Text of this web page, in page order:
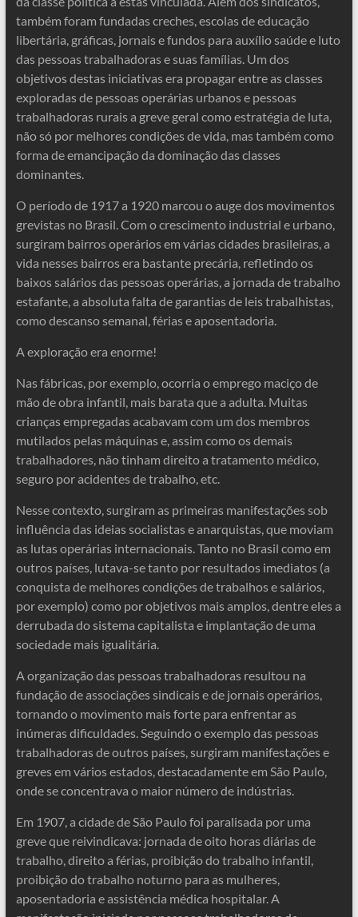
também foram fundadas creches, escolas de educação
libertária, gráficas, jornais e fundos para auxílio saúde e luto
das pessoas trabalhadoras e suas famílias. Um dos
objetivos destas iniciativas era propagar entre as classes
exploradas de pessoas operárias urbanos e pessoas
trabalhadoras rurais a greve geral como estratégia de luta,
não só por melhores condições de vida, mas também como
forma de emancipação da dominação das classes
dominantes.
O período de 1917 a 1920 marcou o auge dos movimentos
grevistas no Brasil. Com o crescimento industrial e urbano,
surgiram bairros operários em várias cidades brasileiras, a
vida nesses bairros era bastante precária, refletindo os
baixos salários das pessoas operárias, a jornada de trabalho
estafante, a absoluta falta de garantias de leis trabalhistas,
como descanso semanal, férias e aposentadoria.
A exploração era enorme!
Nas fábricas, por exemplo, ocorria o emprego maciço de
mão de obra infantil, mais barata que a adulta. Muitas
crianças empregadas acabavam com um dos membros
mutilados pelas máquinas e, assim como os demais
trabalhadores, não tinham direito a tratamento médico,
seguro por acidentes de trabalho, etc.
Nesse contexto, surgiram as primeiras manifestações sob
influência das ideias socialistas e anarquistas, que moviam
as lutas operárias internacionais. Tanto no Brasil como em
outros países, lutava-se tanto por resultados imediatos (a
conquista de melhores condições de trabalhos e salários,
por exemplo) como por objetivos mais amplos, dentre eles a
derrubada do sistema capitalista e implantação de uma
sociedade mais igualitária.
A organização das pessoas trabalhadoras resultou na
fundação de associações sindicais e de jornais operários,
tornando o movimento mais forte para enfrentar as
inúmeras dificuldades. Seguindo o exemplo das pessoas
trabalhadoras de outros países, surgiram manifestações e
greves em vários estados, destacadamente em São Paulo,
onde se concentrava o maior número de indústrias.
Em 1907, a cidade de São Paulo foi paralisada por uma
greve que reivindicava: jornada de oito horas diárias de
trabalho, direito a férias, proibição do trabalho infantil,
proibição do trabalho noturno para as mulheres,
aposentadoria e assistência médica hospitalar. A